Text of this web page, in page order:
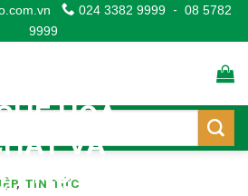
024 3382 9999 - 08 5782
9999
, TIN TỨC